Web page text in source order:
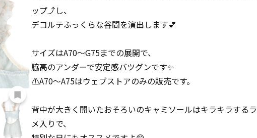
ップ⤴️し、
デコルテふっくらな谷間を演出します💕
サイズはA70〜G75までの展開で、
脇高のアンダーで安定感バツグンです✨
⚠️A70〜A75はウェブストアのみの販売です。
背中が大きく開いたおそろいのキャミソールはキラキラするラ
メ入りで、